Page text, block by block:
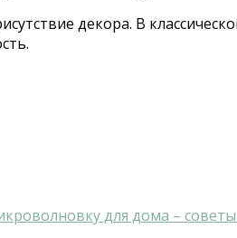
декора. В
для дома –